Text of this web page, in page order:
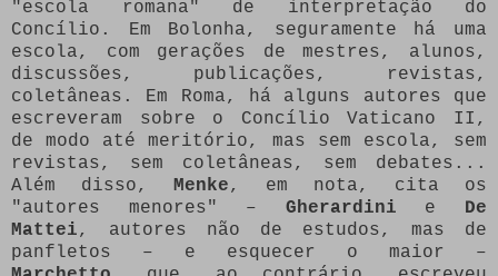
"escola romana" de interpretação do
Concílio. Em Bolonha, seguramente há uma
escola, com gerações de mestres, alunos,
discussões, publicações, revistas,
coletâneas. Em Roma, há alguns autores que
escreveram sobre o Concílio Vaticano II,
de modo até meritório, mas sem escola, sem
revistas, sem coletâneas, sem debates...
Além disso, Menke, em nota, cita os
"autores menores" – Gherardini e De
Mattei, autores não de estudos, mas de
panfletos – e esquecer o maior –